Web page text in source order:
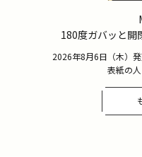
180度ガバッと開
2026年8月6日（木）
表紙の